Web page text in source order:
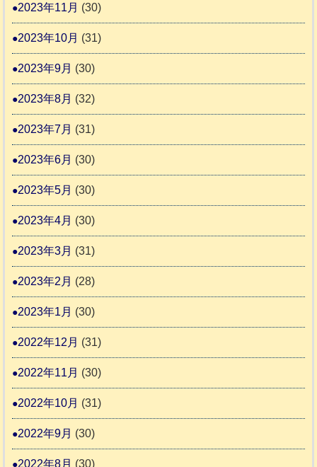
2023年11月 (30)
2023年10月 (31)
2023年9月 (30)
2023年8月 (32)
2023年7月 (31)
2023年6月 (30)
2023年5月 (30)
2023年4月 (30)
2023年3月 (31)
2023年2月 (28)
2023年1月 (30)
2022年12月 (31)
2022年11月 (30)
2022年10月 (31)
2022年9月 (30)
2022年8月 (30)